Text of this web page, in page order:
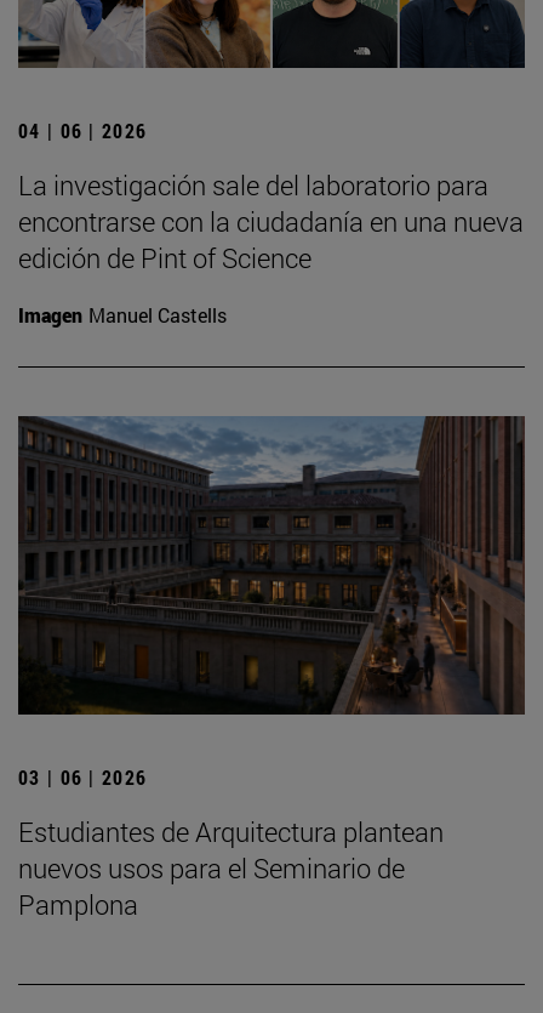
04 | 06 | 2026
La investigación sale del laboratorio para
encontrarse con la ciudadanía en una nueva
edición de Pint of Science
Imagen Manuel Castells
03 | 06 | 2026
Estudiantes de Arquitectura plantean
nuevos usos para el Seminario de
Pamplona